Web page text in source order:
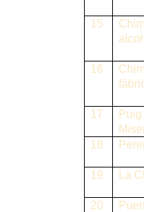
15
16
17
18
19 La
20